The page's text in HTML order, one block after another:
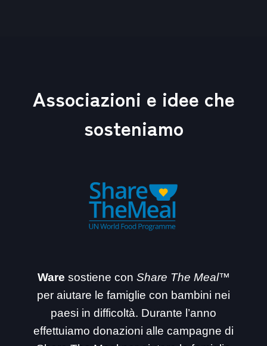
Associazioni e idee che
sosteniamo
Ware sostiene con Share The Meal™
per aiutare le famiglie con bambini nei
paesi in difficoltà. Durante l’anno
effettuiamo donazioni alle campagne di